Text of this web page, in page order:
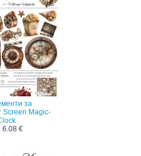
за
Screen Magic-
6.08 €